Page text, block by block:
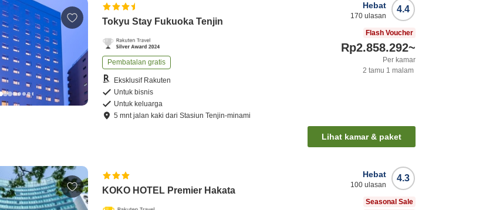
Tokyu Stay Fukuoka Tenjin
Pembatalan gratis
Eksklusif Rakuten
Untuk bisnis
Untuk keluarga
5 mntjalan kaki dariStasiun Tenjin-minami
4.4
Hebat
170 ulasan
Flash Voucher
Rp2.858.292~
Per kamar
2 tamu 1 malam
Lihat kamar & paket
KOKO HOTEL Premier Hakata
4.3
Hebat
100 ulasan
Seasonal Sale